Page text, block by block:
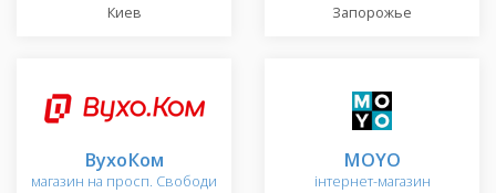
Киев
Запорожье
ВухоКом
магазин на просп. Свободи
MOYO
інтернет-магазин